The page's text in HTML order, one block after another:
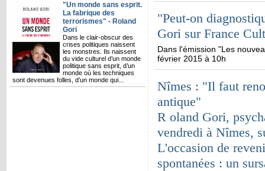
"Un monde sans esprit.
La fabrique des
terrorismes" - Roland
Gori
Dans le clair-obscur des
crises politiques naissent
les monstres. Ils naissent
du vide culturel d’un monde
politique sans esprit, d’un
monde où les techniques
sont devenues folles, d’un monde qui...
"Peut-on
Gori sur France
Dans l'émission "Les
février 2015 à 10h
Nîmes : "Il faut
antique"
R oland Gori,
vendredi à Nîmes,
L'occasion de
spontanées : un